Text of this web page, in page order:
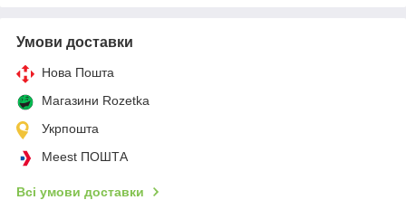
Умови доставки
Нова Пошта
Магазини Rozetka
Укрпошта
Meest ПОШТА
Всі умови доставки